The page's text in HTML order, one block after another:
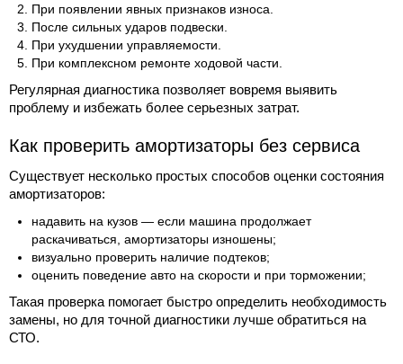
При появлении явных признаков износа.
После сильных ударов подвески.
При ухудшении управляемости.
При комплексном ремонте ходовой части.
Регулярная диагностика позволяет вовремя выявить
проблему и избежать более серьезных затрат.
Как проверить амортизаторы без сервиса
Существует несколько простых способов оценки состояния
амортизаторов:
надавить на кузов — если машина продолжает
раскачиваться, амортизаторы изношены;
визуально проверить наличие подтеков;
оценить поведение авто на скорости и при торможении;
Такая проверка помогает быстро определить необходимость
замены, но для точной диагностики лучше обратиться на
СТО.